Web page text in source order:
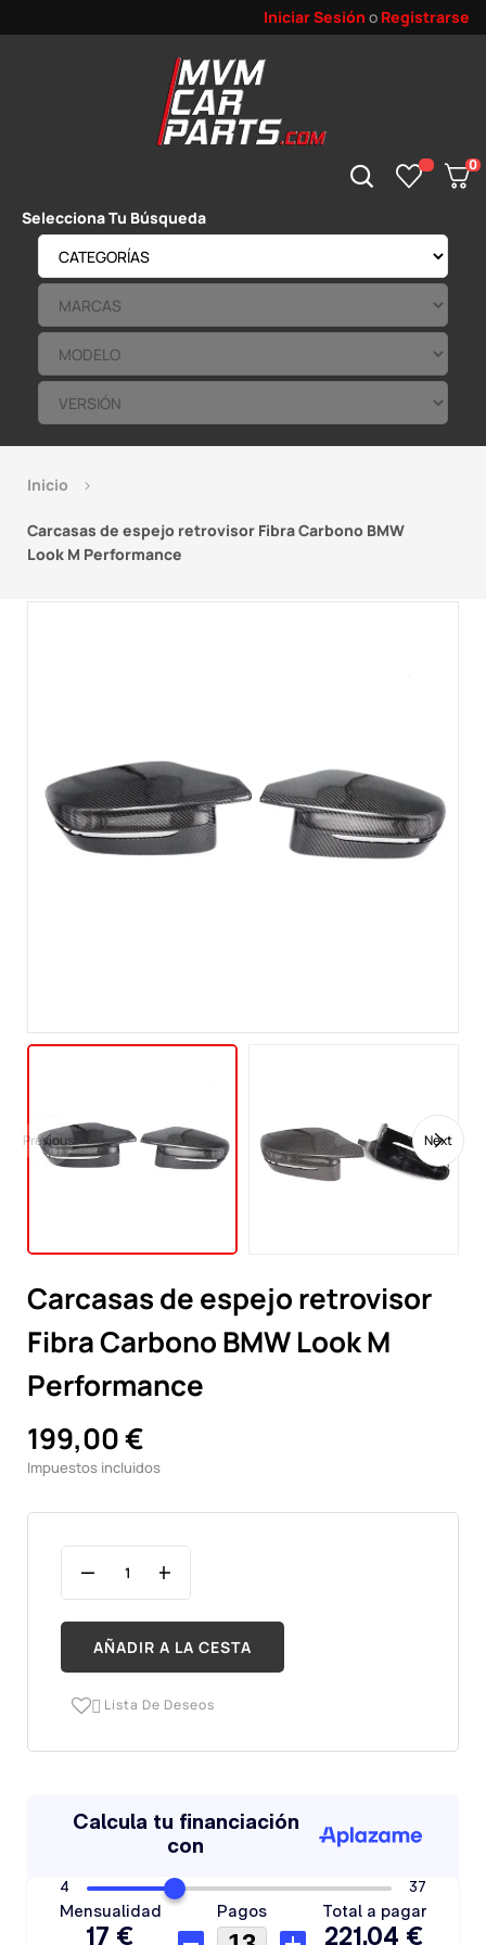
Iniciar Sesión o Registrarse
0
Selecciona Tu Búsqueda
Inicio
Carcasas de espejo retrovisor Fibra Carbono BMW
Look M Performance
Previous Next
Carcasas de espejo retrovisor
Fibra Carbono BMW Look M
Performance
199,00 €
Impuestos incluidos
AÑADIR A LA CESTA
 Lista De Deseos